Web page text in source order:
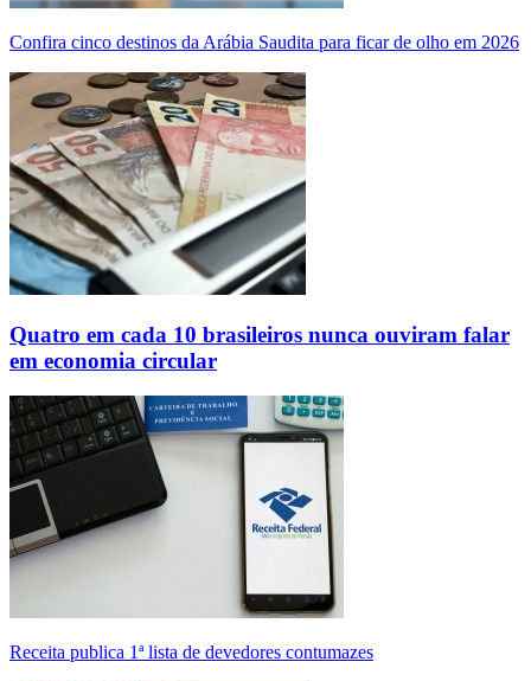
Confira cinco destinos da Arábia Saudita para ficar de olho em 2026
Quatro em cada 10 brasileiros nunca ouviram falar
em economia circular
Receita publica 1ª lista de devedores contumazes